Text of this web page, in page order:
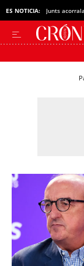
ES NOTICIA: Junts